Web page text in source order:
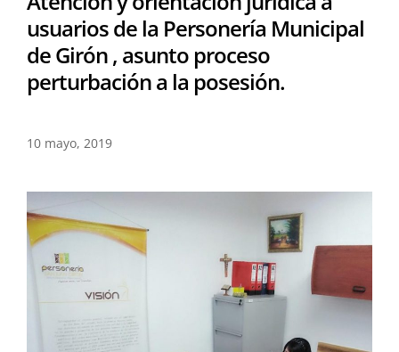
usuarios de la Personería Municipal
de Girón , asunto proceso
perturbación a la posesión.
10 mayo, 2019